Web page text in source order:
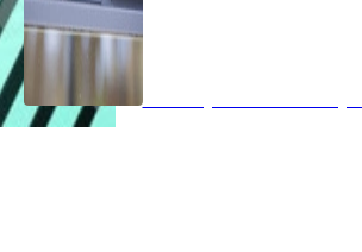
Isolatieglas of vacuümglas